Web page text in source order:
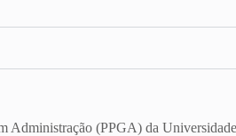
Administração (PPGA) da